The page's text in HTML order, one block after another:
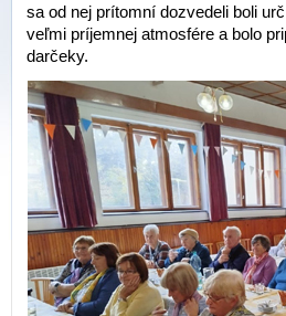
sa od nej prítomní dozvedeli boli
veľmi príjemnej atmosfére a bolo
darčeky.